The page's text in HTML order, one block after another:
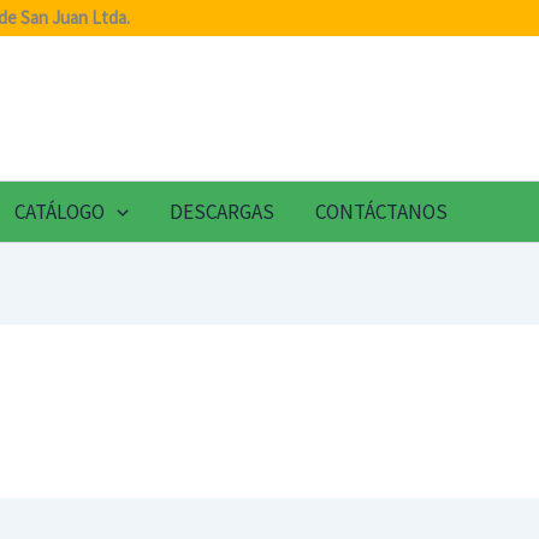
San Juan Ltda.
CATÁLOGO DESCARGAS CONTÁCTANOS